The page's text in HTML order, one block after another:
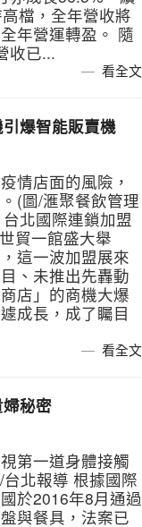
檔，全年營收將
年營運轉盈。 隨
收已...
看全文
爆智能販賣機
情店面的風險，
(圖/滙聚餐飲管理
北國際連鎖加盟
貿一館盛大舉
這一波加盟展來
、未推出先轟動
店」的商機大爆
成長，成了矚目
看全文
秘密
第一道身體接觸
北報導 根據國際
於2016年8月通過
與餐具，法案已